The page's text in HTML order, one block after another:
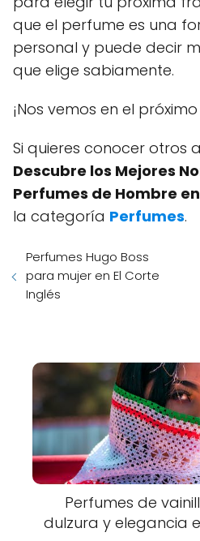
que el perfume es una
personal y puede decir
que elige sabiamente.
¡Nos vemos en el
Si quieres conocer otros
Descubre los Mejores
Perfumes de Hombre en
la categoría Perfumes.
Perfumes Hugo Boss
para mujer en El Corte
Inglés
Perfumes de
dulzura y elegancia